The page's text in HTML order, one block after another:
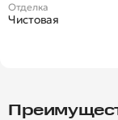
Отделка
Чистовая